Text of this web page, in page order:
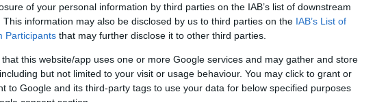
of your personal information by third parties on the IAB’s list of downstream
This information may also be disclosed by us to third parties on the IAB’s List of
Participants that may further disclose it to other third parties.
that this website/app uses one or more Google services and may gather and store
but not limited to your visit or usage behaviour. You may click to grant or
to Google and its third-party tags to use your data for below specified purposes
consent section.
által megosztott bejegyzés
a tippet, hiszen a tojások szétválasztásán kívül